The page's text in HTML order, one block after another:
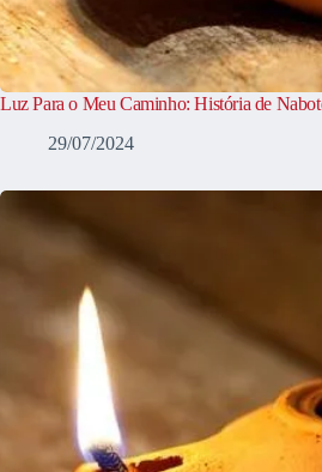
Luz Para o Meu Caminho: História de
29/07/2024